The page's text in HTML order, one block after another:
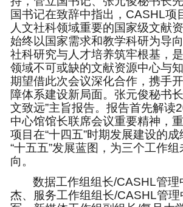
要
内
馆员服务
国际出版项目
西部馆员项目
检索调度API接口
会议专区
国书记在致辞中指出，CASHL项
人文社科领域重要的国家级文献
始终以国家需求和教学科研为导
社科研究与人才培养筑牢根基，
领域不可或缺的文献资源中心与
期望借此次会议深化合作，携手
障体系建设新局面。张元俊秘书
文致远”主旨报告。报告首先解读
中心馆馆长联席会议重要精神，
项目在“十四五”时期发展建设的
“十五五”发展蓝图，为三个工作
向。
数据工作组组长/CASHL管理
杰、服务工作组组长/CASHL管